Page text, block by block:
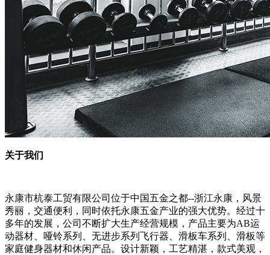
关于我们
永康市杭泰工贸有限公司位于中国五金之都--浙江永康，风景
秀丽，交通便利，同时依托永康五金产业的强大优势。经过十
多年的发展，公司不断扩大生产经营规模，产品主要为AB运
动器材、哑铃系列、无进步系列飞行器、滑板车系列、滑板等
家庭健身器材和休闲产品。设计新颖，工艺精湛，款式美观，